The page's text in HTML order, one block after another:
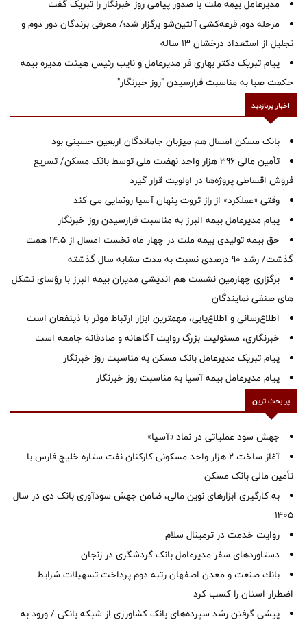
مدیرعامل بیمه ملت با صدور پیامی روز خبرنگار را تبریک گفت
مرحله دوم قرعه‌کشی آلتین‌شو برگزار شد؛/ معرفی برندگان دور دوم و
تجلیل از استعداد درخشان ۱۳ ساله
پیام تبریک دکتر بهاری فر مدیرعامل و نایب رئیس هیئت مدیره بیمه
حکمت صبا به مناسبت فرارسیدن "روز خبرنگار"
اخبار پربازدید
بانک مسکن امسال هم میزبان جاماندگان اربعین حسینی بود
تأمین مالی ۳۹۶ هزار واحد نهضت ملی توسط بانک مسکن/ تسریع
فروش اقساطی پروژه‌ها در اولویت قرار گیرد
وقتی «عملکرد» از راز ثروت پنهان آسیا رونمایی می کند
پیام مدیرعامل بیمه البرز به مناسبت فرارسیدن روز خبرنگار
حق بیمه تولیدی بیمه ملت در چهار ماه نخست امسال از 14.5 همت
گذشت/ رشد 90 درصدی نسبت به مدت مشابه سال گذشته
برگزاری چهارمین نشست هم اندیشی مدیران بیمه البرز با رؤسای تشکل
های صنفی نمایندگان
اطلاع‌رسانی و اطلاع‌یابی، مهمترین ابزار ارتباط موثر با ذینفعان است
خبرنگاری، مسئولیت بزرگ روایت آگاهانه و صادقانه جامعه است
پیام تبریک مدیرعامل بانک مسکن به مناسبت روز خبرنگار
پیام مدیرعامل بیمه آسیا به مناسبت روز خبرنگار
پر بحث ترین
جهش سود عملیاتی در نماد «آسیا»
آغاز ساخت ۲ هزار واحد مسکونی کارکنان نفت ستاره خلیج فارس با
تأمین مالی بانک مسکن
به کارگیری ابزارهای نوین مالی، ضامن جهش سودآوری بانک دی در سال
1405
روایت خدمت در ترمینال سلام
دستاوردهای سفر مدیرعامل بانک گردشگری در زنجان
بانك صنعت و معدن اصفهان رتبه دوم پرداخت تسهیلات شرایط
اضطرار استان را كسب كرد
پیشی گرفتن رشد سپرده‌های بانک کشاورزی از شبکه بانکی / ورود به